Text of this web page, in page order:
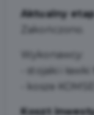
Aktualny
Zakończono.
Wykonawcy:
- stojaki i ławki
- kosze
Koszt